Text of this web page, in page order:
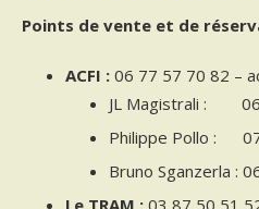
Points de vente et de
ACFI : 06 77 57 70 82 –
JL Magistrali : 06
Philippe Pollo :
Bruno Sganzerla :
Le TRAM : 03 87 50 51